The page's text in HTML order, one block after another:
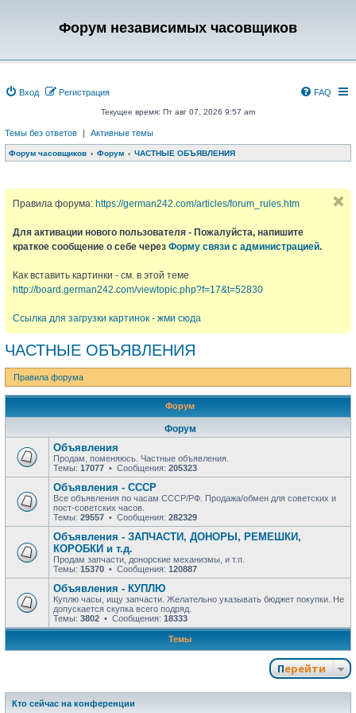
Форум независимых часовщиков
Вход Регистрация FAQ
Текущее время: Пт авг 07, 2026 9:57 am
Темы без ответов | Активные темы
Форум часовщиков Форум ЧАСТНЫЕ ОБЪЯВЛЕНИЯ
Правила форума: https://german242.com/articles/forum_rules.htm
Для активации нового пользователя - Пожалуйста, напишите
краткое сообщение о себе через Форму связи с администрацией.
Как вставить картинки - см. в этой теме
http://board.german242.com/viewtopic.php?f=17&t=52830
Ссылка для загрузки картинок - жми сюда
ЧАСТНЫЕ ОБЪЯВЛЕНИЯ
Правила форума
Форум
Форум
Объявления
Продам, поменяюсь. Частные объявления.
Темы: 17077 • Сообщения: 205323
Объявления - СССР
Все объявления по часам СССР/РФ. Продажа/обмен для советских и
пост-советских часов.
Темы: 29557 • Сообщения: 282329
Объявления - ЗАПЧАСТИ, ДОНОРЫ, РЕМЕШКИ,
КОРОБКИ и т.д.
Продам запчасти, донорские механизмы, и т.п.
Темы: 15370 • Сообщения: 120887
Объявления - КУПЛЮ
Куплю часы, ищу запчасти. Желательно указывать бюджет покупки. Не
допускается скупка всего подряд.
Темы: 3802 • Сообщения: 18333
Темы
Перейти
Кто сейчас на конференции